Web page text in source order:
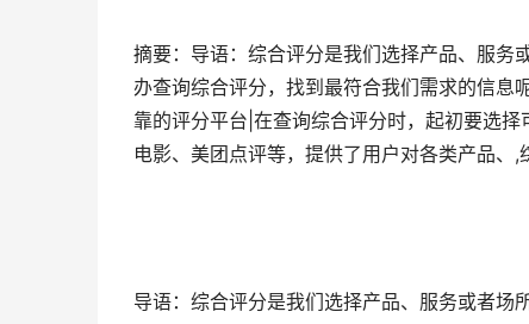
摘要：导语：综合评分是我们选择产品、服务
办查询综合评分，找到最符合我们需求的信息
靠的评分平台|在查询综合评分时，起初要选
电影、美团点评等，提供了用户对各类产品、
导语：综合评分是我们选择产品、服务或者场